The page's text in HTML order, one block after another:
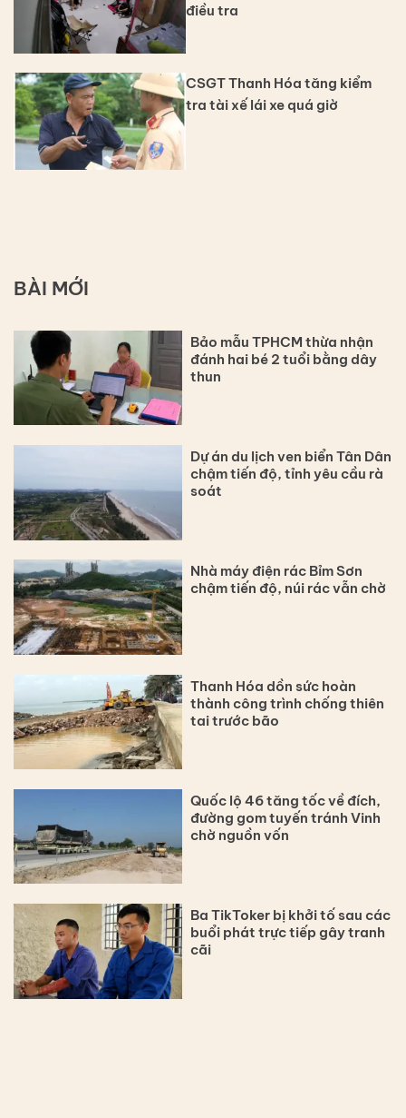
điều tra
CSGT Thanh Hóa tăng kiểm
tra tài xế lái xe quá giờ
BÀI MỚI
Bảo mẫu TPHCM thừa nhận
đánh hai bé 2 tuổi bằng dây
thun
Dự án du lịch ven biển Tân Dân
chậm tiến độ, tỉnh yêu cầu rà
soát
Nhà máy điện rác Bỉm Sơn
chậm tiến độ, núi rác vẫn chờ
Thanh Hóa dồn sức hoàn
thành công trình chống thiên
tai trước bão
Quốc lộ 46 tăng tốc về đích,
đường gom tuyến tránh Vinh
chờ nguồn vốn
Ba TikToker bị khởi tố sau các
buổi phát trực tiếp gây tranh
cãi